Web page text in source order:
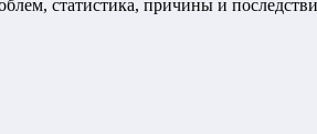
статистика, причины и